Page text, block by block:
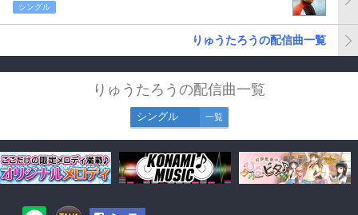
シングル
りゅうたろうの配信曲一覧
りゅうたろうの配信曲一覧
シングル 一覧